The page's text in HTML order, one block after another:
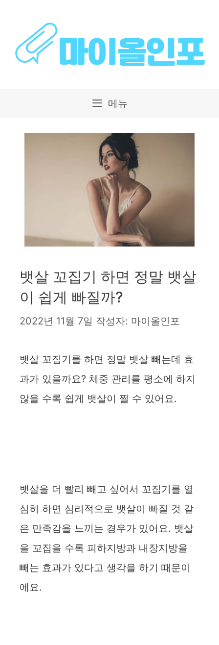
메뉴
뱃살 꼬집기 하면 정말 뱃살
이 쉽게 빠질까?
2022년 11월 7일 작성자: 마이올인포
뱃살 꼬집기를 하면 정말 뱃살 빼는데 효
과가 있을까요? 체중 관리를 평소에 하지
않을 수록 쉽게 뱃살이 찔 수 있어요.
뱃살을 더 빨리 빼고 싶어서 꼬집기를 열
심히 하면 심리적으로 뱃살이 빠질 것 같
은 만족감을 느끼는 경우가 있어요. 뱃살
을 꼬집을 수록 피하지방과 내장지방을
빼는 효과가 있다고 생각을 하기 때문이
에요.